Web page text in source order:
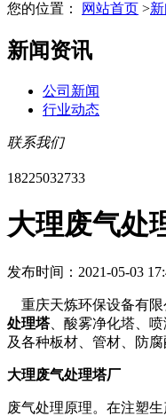
您的位置： 网站首页 >
新闻资讯
公司新闻
行业动态
联系我们
18225032733
大理废气处
发布时间：2021-05-03
重庆天炼环保设备有限
处理塔、酸雾净化塔、
及各种板材、管材、防
大理废气处理塔厂
废气处理原理。在注塑